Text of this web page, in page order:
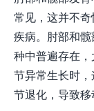
常见，这并不
疾病。肘部和
种中普遍存在
节异常生长时
节退化，导致移